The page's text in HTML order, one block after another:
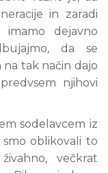
in zaradi
dejavno
da se
tak način dajo
njihovi
sodelavcem iz
oblikovali to
večkrat